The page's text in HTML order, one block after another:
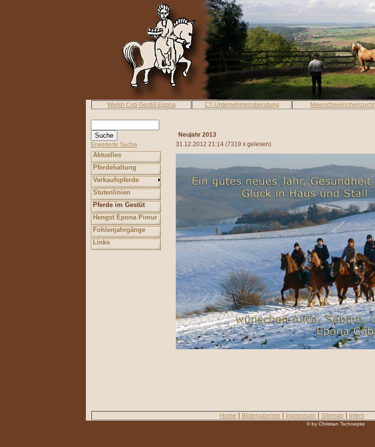
Welsh Cob Gestüt Epona CT Unternehmensberatung Meerschweinchenzucht
Erweiterte Suche
Aktuelles
Pferdehaltung
Verkaufspferde
Stutenlinien
Pferde im Gestüt
Hengst Epona Pimur
Fohlenjahrgänge
Links
Neujahr 2013
31.12.2012 21:14 (7319 x gelesen)
Home Bildergalerien Impressum Sitemap Intern
© by Christian Tschoepke